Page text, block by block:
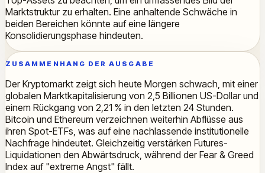
Marktstruktur zu erhalten. Eine anhaltende Schwäche in
beiden Bereichen könnte auf eine längere
Konsolidierungsphase hindeuten.
ZUSAMMENHANG DER AUSGABE
Der Kryptomarkt zeigt sich heute Morgen schwach, mit einer
globalen Marktkapitalisierung von 2,5 Billionen US-Dollar und
einem Rückgang von 2,21 % in den letzten 24 Stunden.
Bitcoin und Ethereum verzeichnen weiterhin Abflüsse aus
ihren Spot-ETFs, was auf eine nachlassende institutionelle
Nachfrage hindeutet. Gleichzeitig verstärken Futures-
Liquidationen den Abwärtsdruck, während der Fear & Greed
Index auf "extreme Angst" fällt.